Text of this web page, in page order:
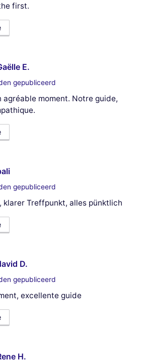
first.
E.
gepubliceerd
agréable moment. Notre guide,
gepubliceerd
klarer Treffpunkt, alles pünktlich
D.
gepubliceerd
excellente guide
H.